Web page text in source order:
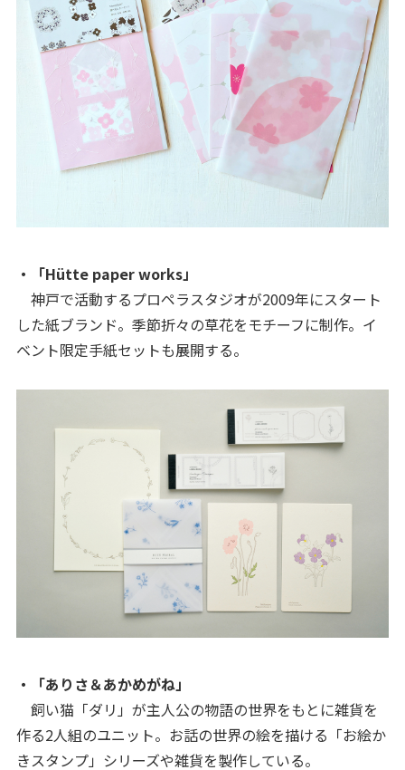
・「Hütte paper works」
神戸で活動するプロペラスタジオが2009年にスタート
した紙ブランド。季節折々の草花をモチーフに制作。イ
ベント限定手紙セットも展開する。
・「ありさ＆あかめがね」
飼い猫「ダリ」が主人公の物語の世界をもとに雑貨を
作る2人組のユニット。お話の世界の絵を描ける「お絵か
きスタンプ」シリーズや雑貨を製作している。